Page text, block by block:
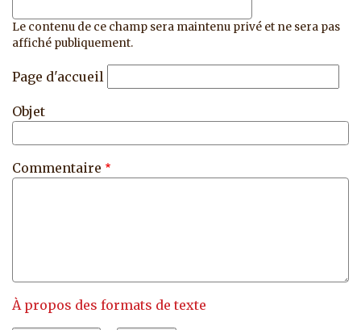
Le contenu de ce champ sera maintenu privé et ne sera pas
affiché publiquement.
Page d'accueil
Objet
Commentaire
À propos des formats de texte